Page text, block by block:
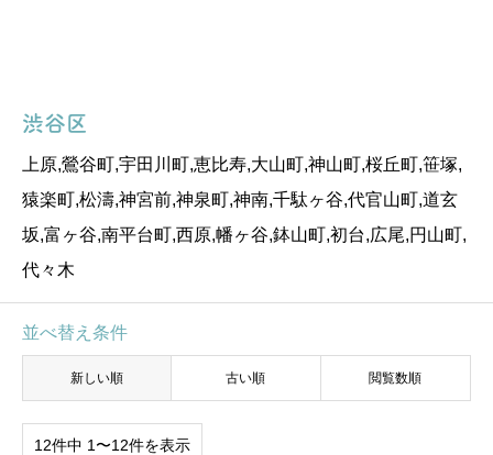
渋谷区
上原,鶯谷町,宇田川町,恵比寿,大山町,神山町,桜丘町,笹塚,
猿楽町,松濤,神宮前,神泉町,神南,千駄ヶ谷,代官山町,道玄
坂,富ヶ谷,南平台町,西原,幡ヶ谷,鉢山町,初台,広尾,円山町,
代々木
並べ替え条件
新しい順 古い順 閲覧数順
12件中 1〜12件を表示